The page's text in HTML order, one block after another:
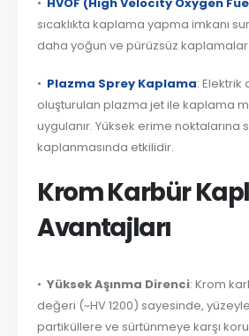
• HVOF (High Velocity Oxygen
sıcaklıkta kaplama yapma imkanı
daha yoğun ve pürüzsüz
• Plazma Sprey Kaplama: Elektrik
oluşturulan plazma jet ile kaplama
uygulanır. Yüksek erime
kaplanmasında etkilidir.
Krom Karbür
Avantajları
•Yüksek Aşınma Direnci: Krom
değeri (~HV 1200) sayesinde, yüzeyler
partiküllere ve sürtünmeye karşı